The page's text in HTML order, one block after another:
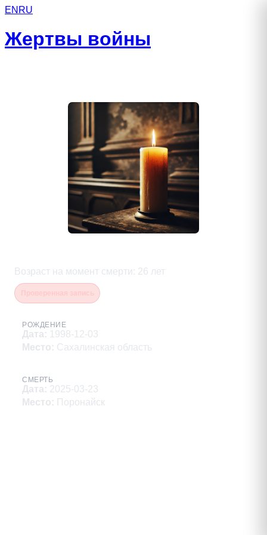
EN RU
Жертвы войны
Возраст на момент смерти : 26 лет
РОЖДЕНИЕ
Дата: 1998-12-03
Место: Сахалинская область
СМЕРТЬ
Дата: 2025-03-23
Место: Поронайск